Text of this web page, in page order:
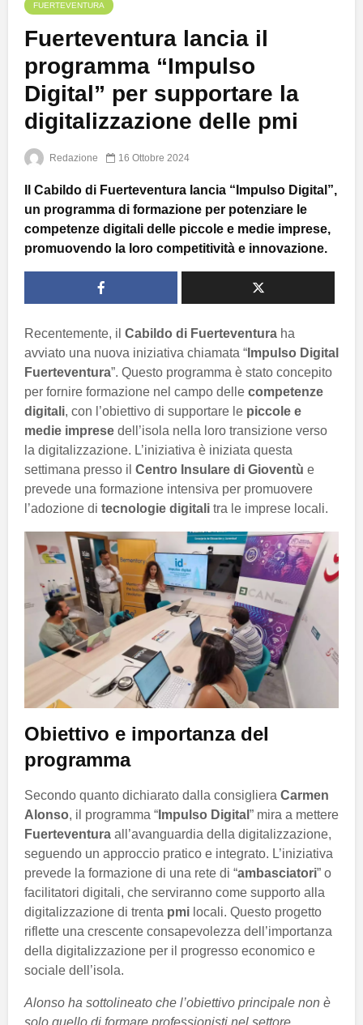
FUERTEVENTURA
Fuerteventura lancia il
programma “Impulso
Digital” per supportare la
digitalizzazione delle pmi
Redazione 16 Ottobre 2024
Il Cabildo di Fuerteventura lancia “Impulso Digital”,
un programma di formazione per potenziare le
competenze digitali delle piccole e medie imprese,
promuovendo la loro competitività e innovazione.
Recentemente, il Cabildo di Fuerteventura ha
avviato una nuova iniziativa chiamata “ Impulso Digital
Fuerteventura”. Questo programma è stato concepito
per fornire formazione nel campo delle competenze
digitali, con l’obiettivo di supportare le piccole e
medie imprese dell’isola nella loro transizione verso
la digitalizzazione. L’iniziativa è iniziata questa
settimana presso il Centro Insulare di Gioventù e
prevede una formazione intensiva per promuovere
l’adozione di tecnologie digitali tra le imprese locali.
Obiettivo e importanza del
programma
Secondo quanto dichiarato dalla consigliera Carmen
Alonso, il programma “ Impulso Digital ” mira a mettere
Fuerteventura all’avanguardia della digitalizzazione,
seguendo un approccio pratico e integrato. L’iniziativa
prevede la formazione di una rete di “ambasciatori” o
facilitatori digitali, che serviranno come supporto alla
digitalizzazione di trenta pmi locali. Questo progetto
riflette una crescente consapevolezza dell’importanza
della digitalizzazione per il progresso economico e
sociale dell’isola.
Alonso ha sottolineato che l’obiettivo principale non è